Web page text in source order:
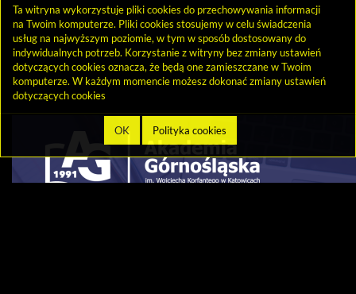
się
w
Ta witryna wykorzystuje pliki cookies do przechowywania informacji
na Twoim komputerze. Pliki cookies stosujemy w celu świadczenia
usług na najwyższym poziomie, w tym w sposób dostosowany do
indywidualnych potrzeb. Korzystanie z witryny bez zmiany ustawień
dotyczących cookies oznacza, że będą one zamieszczane w Twoim
komputerze. W każdym momencie możesz dokonać zmiany ustawień
dotyczących cookies